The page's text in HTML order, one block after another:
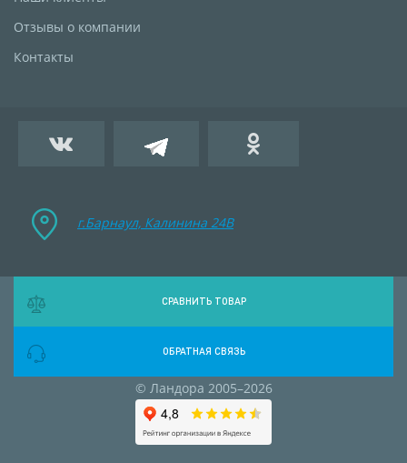
Отзывы о компании
Контакты
г.Барнаул, Калинина 24B
© Ландора 2005–2026
СРАВНИТЬ ТОВАР
ОБРАТНАЯ СВЯЗЬ